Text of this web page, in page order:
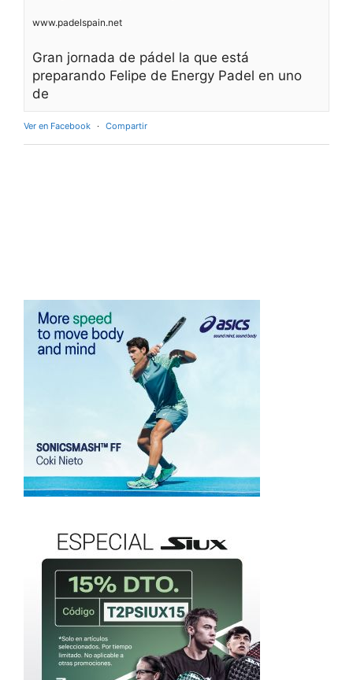
www.padelspain.net
Gran jornada de pádel la que está
preparando Felipe de Energy Padel en uno
de
Ver en Facebook · Compartir